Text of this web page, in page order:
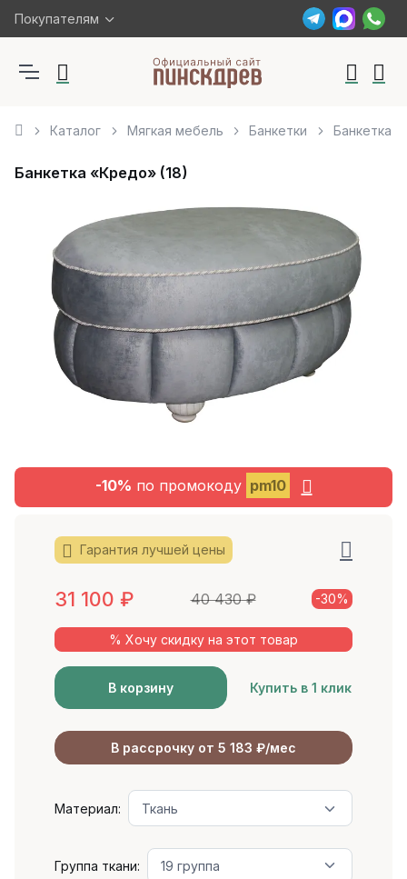
Покупателям
Каталог Мягкая мебель Банкетки Банкетка
Банкетка «Кредо» (18)
-10% по промокоду pm10
Гарантия лучшей цены
31 100 ₽ 40 430₽ -30%
% Хочу скидку на этот товар
В корзину Купить в 1 клик
В рассрочку от 5 183 ₽/мес
Материал:
Группа ткани: